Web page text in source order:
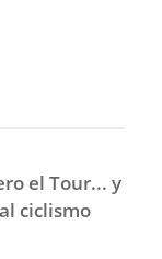
el Tour... y
ciclismo